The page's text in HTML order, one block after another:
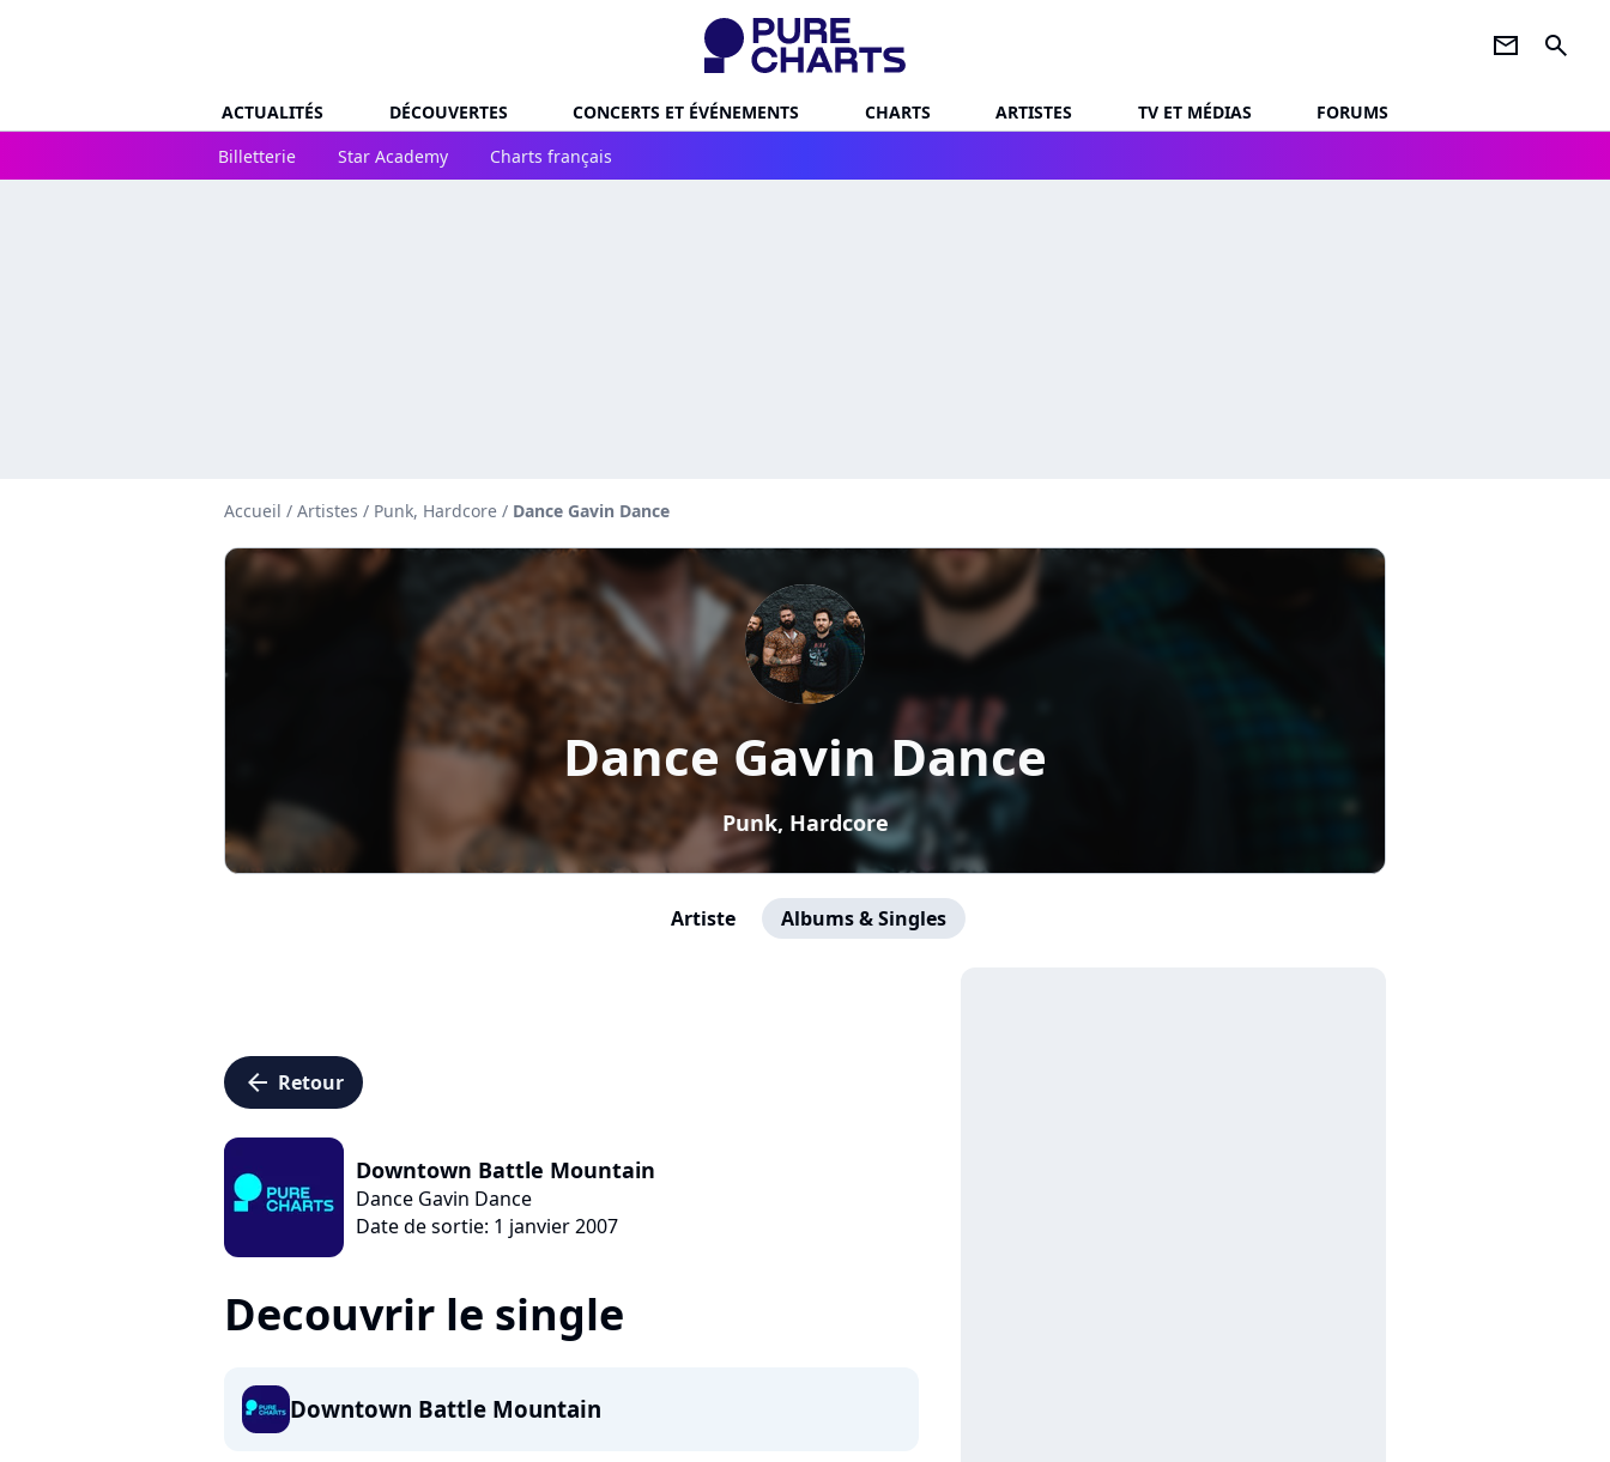
newsletter search
ACTUALITÉS DÉCOUVERTES CONCERTS ET ÉVÉNEMENTS CHARTS ARTISTES TV ET MÉDIAS
FORUMS
Billetterie
Star Academy Charts français
Accueil / Artistes / Punk, Hardcore / Dance Gavin Dance
Dance Gavin Dance
Punk, Hardcore
Artiste Albums & Singles
arrow_left Retour
Downtown Battle Mountain
Dance Gavin Dance
Date de sortie: 1 janvier 2007
Decouvrir le single
Downtown Battle Mountain